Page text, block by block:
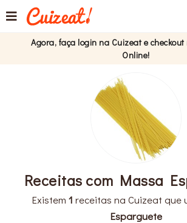
Agora, faça login na Cuizeat e
Online!
Receitas com Massa
Existem 1 receitas na Cuizeat que
Esparguete